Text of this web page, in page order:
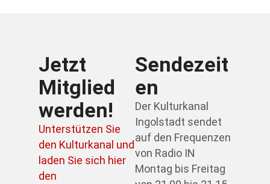
Jetzt
Mitglied
werden!
Unterstützen Sie
den Kulturkanal und
laden Sie sich hier
den
Sendezeit
en
Der Kulturkanal
Ingolstadt sendet
auf den Frequenzen
von Radio IN
Montag bis Freitag